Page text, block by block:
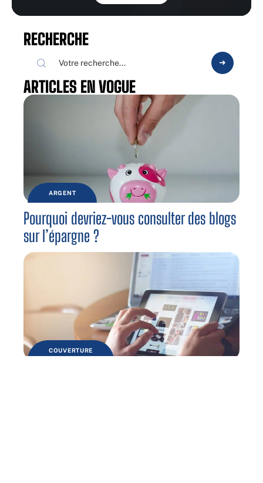
RECHERCHE
ARTICLES EN VOGUE
ARGENT
Pourquoi devriez-vous consulter des blogs
sur l’épargne ?
COUVERTURE